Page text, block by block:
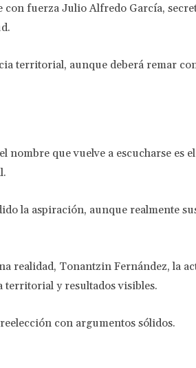
fuerza Julio Alfredo García,
territorial, aunque deberá remar
nombre que vuelve a escucharse es
la aspiración, aunque realmente
realidad, Tonantzin Fernández, la
territorial y resultados visibles.
con argumentos sólidos.